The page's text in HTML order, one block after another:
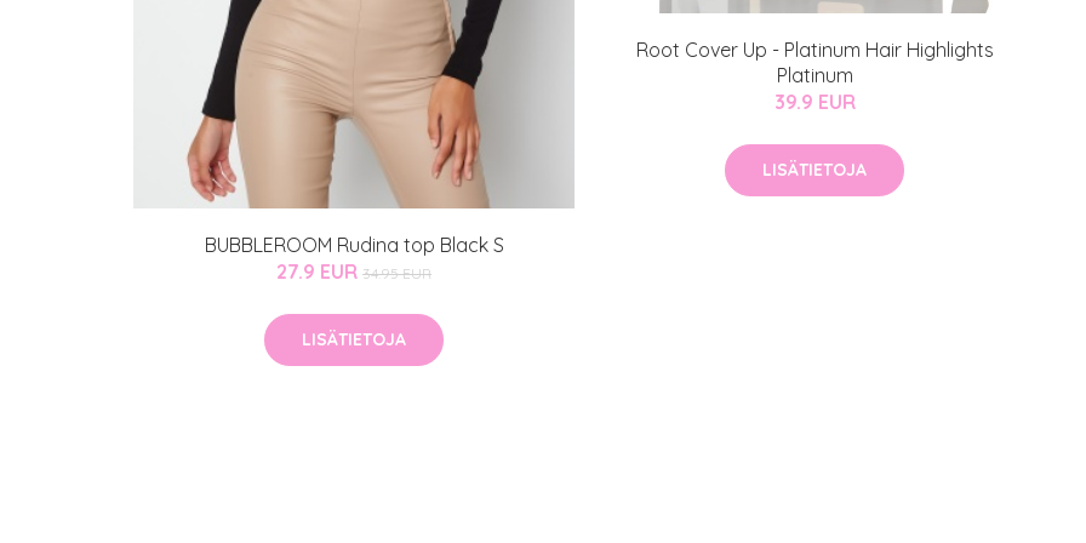
BUBBLEROOM Rudina top Black S
27.9 EUR 34.95 EUR
LISÄTIETOJA
Root Cover Up - Platinum Hair Highlights
Platinum
39.9 EUR
LISÄTIETOJA